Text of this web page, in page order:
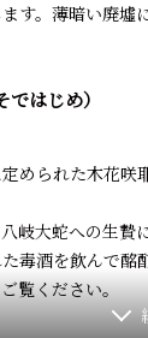
す。薄暗い廃墟
はじめ）
られた木花咲
大蛇への生贄
毒酒を飲んで
覧ください。